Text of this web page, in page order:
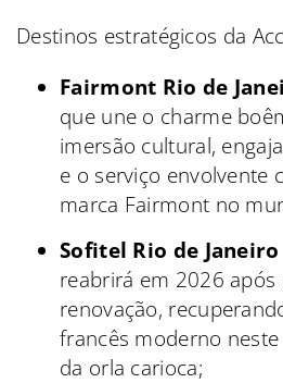
Destinos estratégicos da
Fairmont Rio de
que une o charme
imersão cultural,
e o serviço envolvente
marca Fairmont no
Sofitel Rio de
reabrirá em 2026 após
renovação,
francês moderno
da orla carioca;